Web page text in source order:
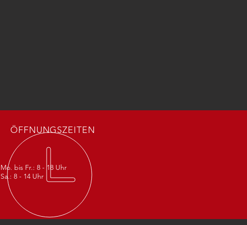
ÖFFNUNGSZEITEN
Mo. bis Fr.: 8 - 18 Uhr
Sa.: 8 - 14 Uhr